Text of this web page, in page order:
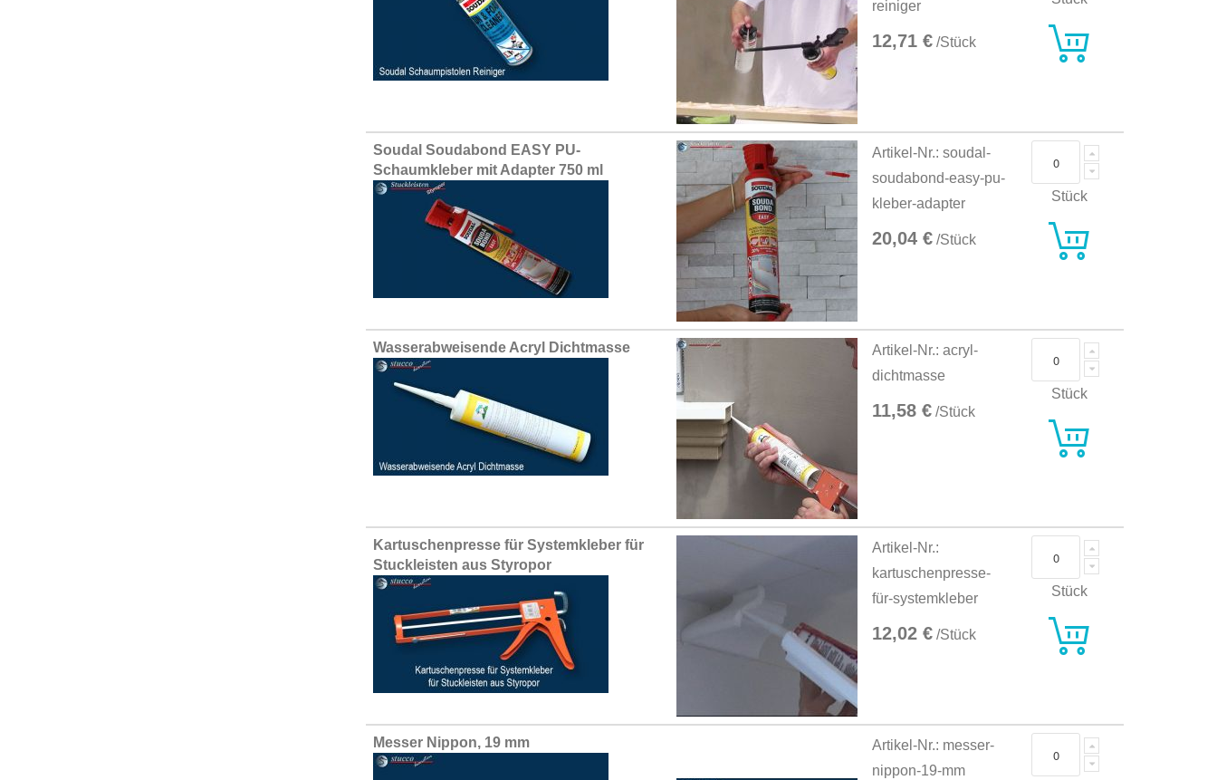
reiniger
12,71 € /Stück
Soudal Soudabond EASY PU-
Schaumkleber mit Adapter 750 ml
Artikel-Nr.: soudal-
soudabond-easy-pu-
kleber-adapter
20,04 € /Stück
Stück
Wasserabweisende Acryl Dichtmasse
Artikel-Nr.: acryl-
dichtmasse
11,58 € /Stück
Stück
Kartuschenpresse für Systemkleber für
Stuckleisten aus Styropor
Artikel-Nr.:
kartuschenpresse-
für-systemkleber
12,02 € /Stück
Stück
Messer Nippon, 19 mm
Artikel-Nr.: messer-
nippon-19-mm